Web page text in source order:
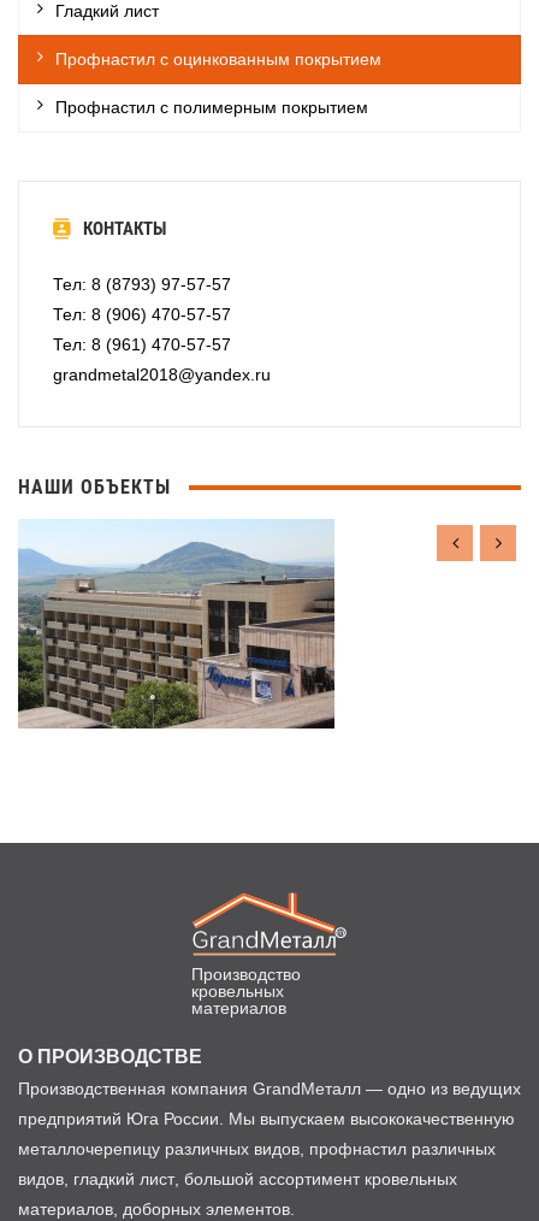
Гладкий лист
Профнастил с оцинкованным покрытием
Профнастил с полимерным покрытием
КОНТАКТЫ
Тел: 8 (8793) 97-57-57
Тел: 8 (906) 470-57-57
Тел: 8 (961) 470-57-57
grandmetal2018@yandex.ru
НАШИ ОБЪЕКТЫ
Производство
кровельных
материалов
О ПРОИЗВОДСТВЕ
Производственная компания GrandМеталл — одно из ведущих
предприятий Юга России. Мы выпускаем высококачественную
металлочерепицу различных видов, профнастил различных
видов, гладкий лист, большой ассортимент кровельных
материалов, доборных элементов.